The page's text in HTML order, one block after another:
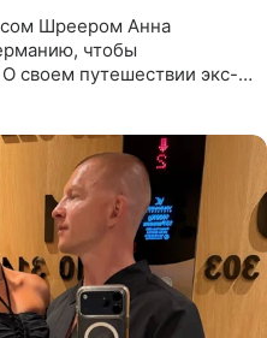
Шреером Анна
чтобы
своем путешествии экс-